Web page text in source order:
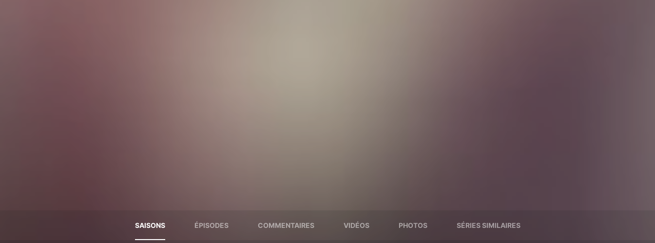
SAISONS ÉPISODES COMMENTAIRES VIDÉOS PHOTOS SÉRIES SIMILAIRES